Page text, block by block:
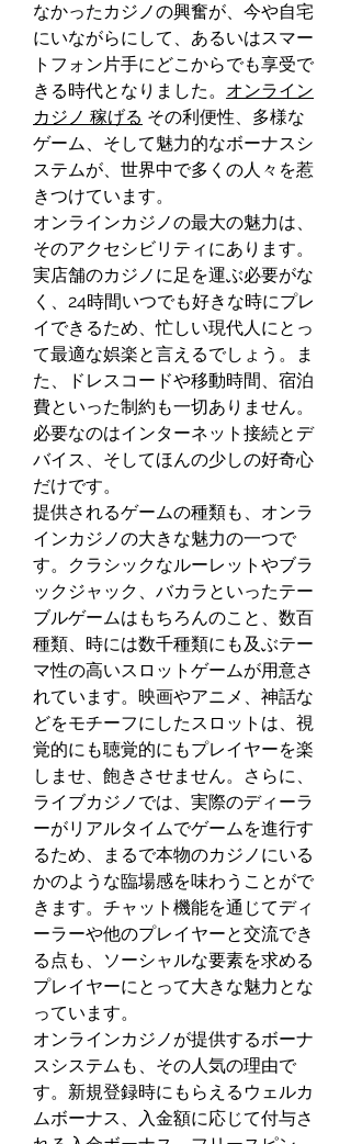
なかったカジノの興奮が、今や自宅
にいながらにして、あるいはスマー
トフォン片手にどこからでも享受で
きる時代となりました。 オンライン
カジノ 稼げる その利便性、多様な
ゲーム、そして魅力的なボーナスシ
ステムが、世界中で多くの人々を惹
きつけています。
オンラインカジノの最大の魅力は、
そのアクセシビリティにあります。
実店舗のカジノに足を運ぶ必要がな
く、24時間いつでも好きな時にプレ
イできるため、忙しい現代人にとっ
て最適な娯楽と言えるでしょう。ま
た、ドレスコードや移動時間、宿泊
費といった制約も一切ありません。
必要なのはインターネット接続とデ
バイス、そしてほんの少しの好奇心
だけです。
提供されるゲームの種類も、オンラ
インカジノの大きな魅力の一つで
す。クラシックなルーレットやブラ
ックジャック、バカラといったテー
ブルゲームはもちろんのこと、数百
種類、時には数千種類にも及ぶテー
マ性の高いスロットゲームが用意さ
れています。映画やアニメ、神話な
どをモチーフにしたスロットは、視
覚的にも聴覚的にもプレイヤーを楽
しませ、飽きさせません。さらに、
ライブカジノでは、実際のディーラ
ーがリアルタイムでゲームを進行す
るため、まるで本物のカジノにいる
かのような臨場感を味わうことがで
きます。チャット機能を通じてディ
ーラーや他のプレイヤーと交流でき
る点も、ソーシャルな要素を求める
プレイヤーにとって大きな魅力とな
っています。
オンラインカジノが提供するボーナ
スシステムも、その人気の理由で
す。新規登録時にもらえるウェルカ
ムボーナス、入金額に応じて付与さ